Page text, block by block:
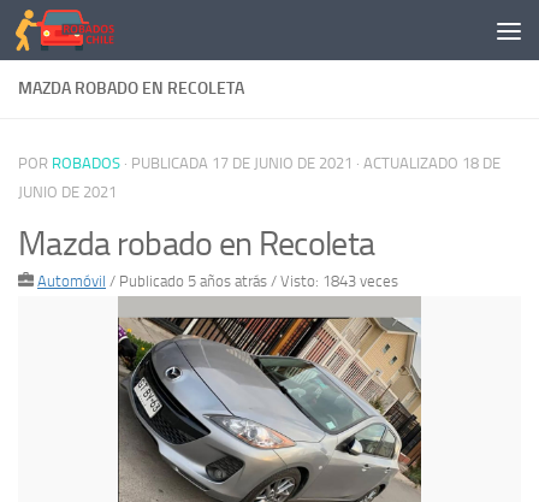
Saltar al contenido
MAZDA ROBADO EN RECOLETA
POR ROBADOS · PUBLICADA 17 DE JUNIO DE 2021 · ACTUALIZADO 18 DE
JUNIO DE 2021
Mazda robado en Recoleta
Automóvil / Publicado 5 años atrás / Visto: 1843 veces